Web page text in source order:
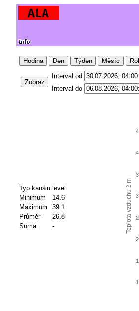
Hodina Den Týden Měsíc
Zobraz
Interval od
Interval do
Typ kanálu level
Minimum
14.6
Maximum
39.1
Průměr
26.8
Suma
- Teplota vzduchu 2 m